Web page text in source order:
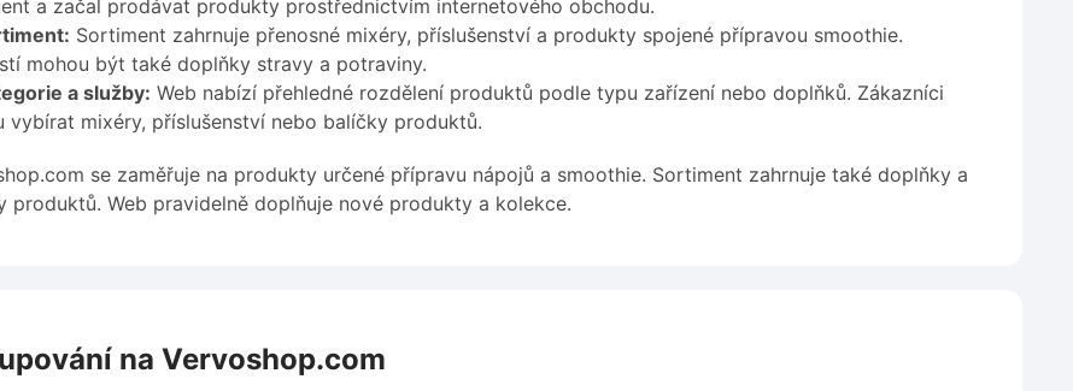
a začal prodávat produkty prostřednictvím internetového obchodu.
Sortiment zahrnuje přenosné mixéry, příslušenství a produkty spojené přípravou smoothie.
mohou být také doplňky stravy a potraviny.
a služby: Web nabízí přehledné rozdělení produktů podle typu zařízení nebo doplňků. Zákazníci
vybírat mixéry, příslušenství nebo balíčky produktů.
se zaměřuje na produkty určené přípravu nápojů a smoothie. Sortiment zahrnuje také doplňky a
produktů. Web pravidelně doplňuje nové produkty a kolekce.
na Vervoshop.com